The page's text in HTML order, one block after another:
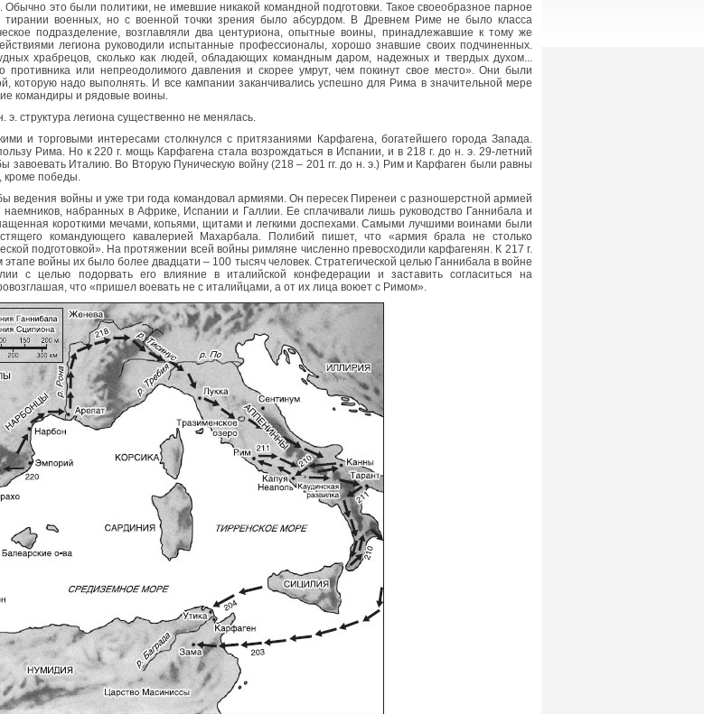
это были политики, не имевшие никакой командной подготовки. Такое своеобразное парное
военных, но с военной точки зрения было абсурдом. В Древнем Риме не было класса
подразделение, возглавляли два центуриона, опытные воины, принадлежавшие к тому же
легиона руководили испытанные профессионалы, хорошо знавшие своих подчиненных.
храбрецов, сколько как людей, обладающих командным даром, надежных и твердых духом...
противника или непреодолимого давления и скорее умрут, чем покинут свое место». Они были
которую надо выполнять. И все кампании заканчивались успешно для Рима в значительной мере
командиры и рядовые воины.
структура легиона существенно не менялась.
и торговыми интересами столкнулся с притязаниями Карфагена, богатейшего города Запада.
Рима. Но к 220 г. мощь Карфагена стала возрождаться в Испании, и в 218 г. до н. э. 29-летний
завоевать Италию. Во Вторую Пуническую войну (218 – 201 гг. до н. э.) Рим и Карфаген были равны
кроме победы.
ведения войны и уже три года командовал армиями. Он пересек Пиренеи с разношерстной армией
набранных в Африке, Испании и Галлии. Ее сплачивали лишь руководство Ганнибала и
короткими мечами, копьями, щитами и легкими доспехами. Самыми лучшими воинами были
командующего кавалерией Махарбала. Полибий пишет, что «армия брала не столько
подготовкой». На протяжении всей войны римляне численно превосходили карфагенян. К 217 г.
войны их было более двадцати – 100 тысяч человек. Стратегической целью Ганнибала в войне
с целью подорвать его влияние в италийской конфедерации и заставить согласиться на
что «пришел воевать не с италийцами, а от их лица воюет с Римом».